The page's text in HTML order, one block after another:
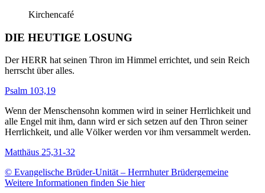
Kirchencafé
DIE HEUTIGE LOSUNG
Der HERR hat seinen Thron im Himmel errichtet, und sein Reich
herrscht über alles.
Psalm 103,19
Wenn der Menschensohn kommen wird in seiner Herrlichkeit und
alle Engel mit ihm, dann wird er sich setzen auf den Thron seiner
Herrlichkeit, und alle Völker werden vor ihm versammelt werden.
Matthäus 25,31-32
© Evangelische Brüder-Unität – Herrnhuter Brüdergemeine
Weitere Informationen finden Sie hier